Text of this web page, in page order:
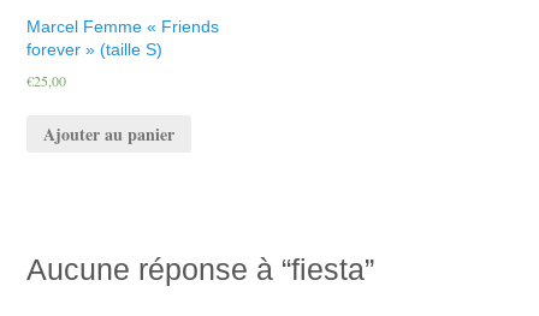
Marcel Femme « Friends
forever » (taille S)
€25,00
Ajouter au panier
Aucune réponse à “fiesta”